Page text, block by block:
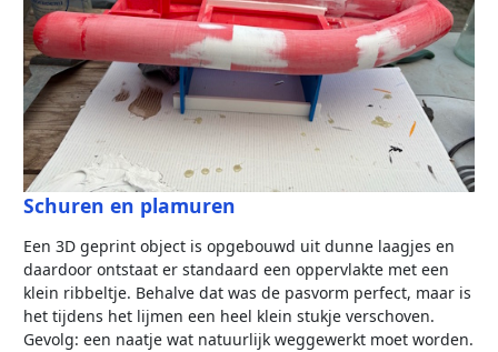
Schuren en plamuren
Een 3D geprint object is opgebouwd uit dunne laagjes en
daardoor ontstaat er standaard een oppervlakte met een
klein ribbeltje. Behalve dat was de pasvorm perfect, maar is
het tijdens het lijmen een heel klein stukje verschoven.
Gevolg: een naatje wat natuurlijk weggewerkt moet worden.